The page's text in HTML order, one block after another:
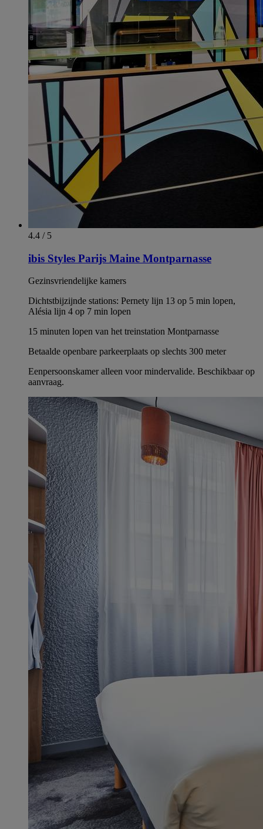
4.4 / 5
ibis Styles Parijs Maine Montparnasse
Gezinsvriendelijke kamers
Dichtstbijzijnde stations: Pernety lijn 13 op 5 min lopen,
Alésia lijn 4 op 7 min lopen
15 minuten lopen van het treinstation Montparnasse
Betaalde openbare parkeerplaats op slechts 300 meter
Eenpersoonskamer alleen voor mindervalide. Beschikbaar op
aanvraag.